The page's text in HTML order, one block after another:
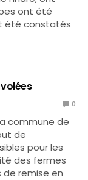
ont été
été constatés
0
commune de
de
pour les
des fermes
remise en